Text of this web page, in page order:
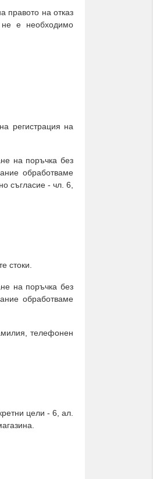
правото на отказ
не е необходимо
регистрация на
на поръчка без
обработваме
съгласие - чл. 6,
стоки.
на поръчка без
обработваме
телефонен
цели - 6, ал.